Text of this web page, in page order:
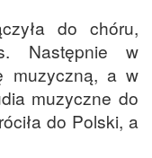
do chóru,
Następnie w
muzyczną, a w
muzyczne do
do Polski, a